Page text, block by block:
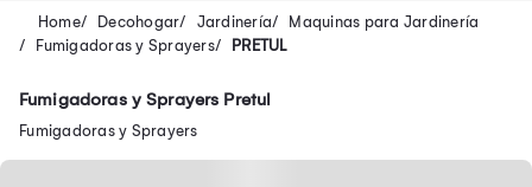
Decohogar Jardinería
Maquinas para Jardinería
Fumigadoras y Sprayers
PRETUL
Fumigadoras y Sprayers Pretul
Fumigadoras y Sprayers